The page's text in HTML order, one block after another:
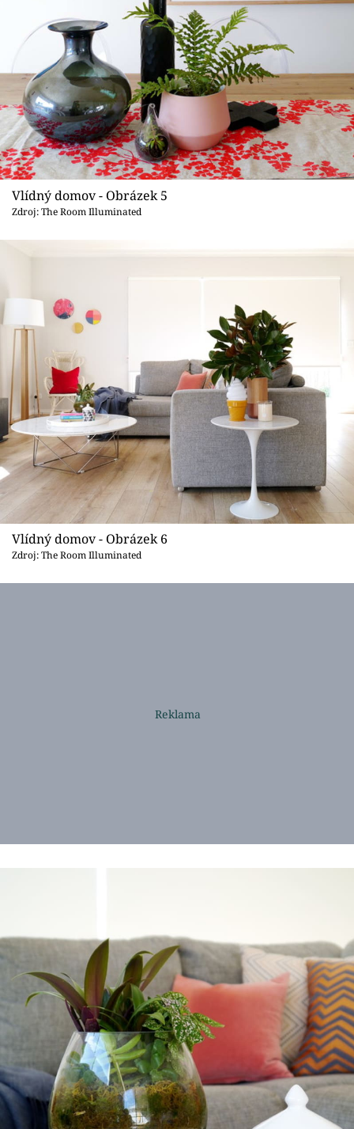
Vlídný domov - Obrázek 5
Zdroj: The Room Illuminated
Vlídný domov - Obrázek 6
Zdroj: The Room Illuminated